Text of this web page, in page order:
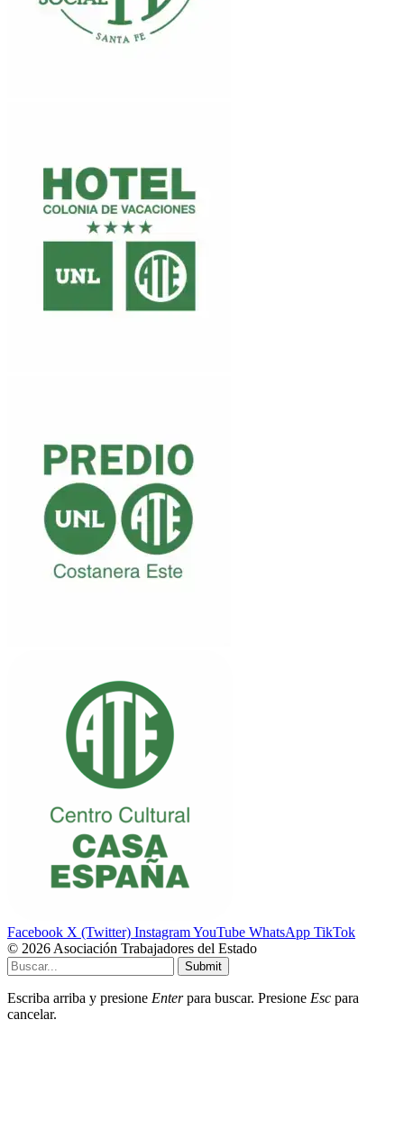
Facebook X (Twitter) InstagramYouTube WhatsApp TikTok
© 2026 Asociación Trabajadores del Estado
Submit
Escriba arriba y presione Enterpara buscar. Presione Esc para
cancelar.